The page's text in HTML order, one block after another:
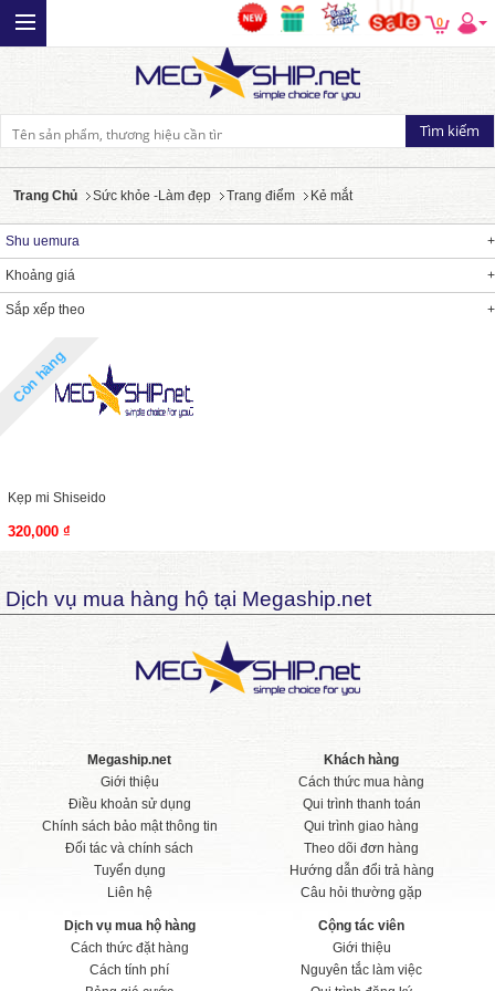
0
Trang Chủ Sức khỏe -Làm đẹp Trang điểm Kẻ mắt
Shu uemura
Khoảng giá
Sắp xếp theo
Còn hàng
Kẹp mi Shiseido
320,000 ₫
Dịch vụ mua hàng hộ tại Megaship.net
Megaship.net
Giới thiệu
Điều khoản sử dụng
Chính sách bảo mật thông tin
Đối tác và chính sách
Tuyển dụng
Liên hệ
Khách hàng
Cách thức mua hàng
Qui trình thanh toán
Qui trình giao hàng
Theo dõi đơn hàng
Hướng dẫn đổi trả hàng
Câu hỏi thường gặp
Dịch vụ mua hộ hàng
Cách thức đặt hàng
Cách tính phí
Cộng tác viên
Giới thiệu
Nguyên tắc làm việc